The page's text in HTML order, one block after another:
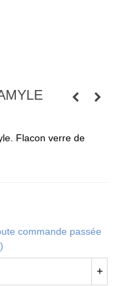
Flacon verre de
commande passée
+